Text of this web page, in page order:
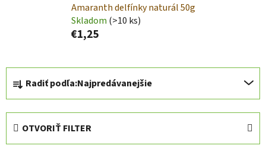
Amaranth delfínky naturál 50g
Skladom (>10 ks)
€1,25
R
a
d
Radiť podľa:Najpredávanejšie
OTVORIŤ FILTER